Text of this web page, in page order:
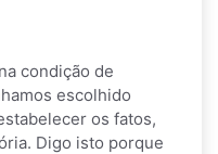
condição de
escolhido
os fatos,
Digo isto porque